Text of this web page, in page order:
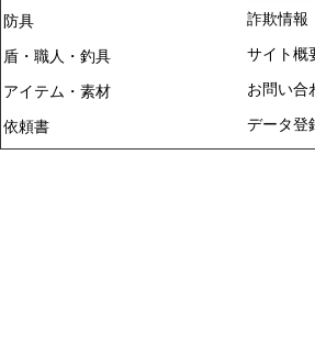
防具
盾・職人・釣具
アイテム・素材
依頼書
詐欺情報
サイト概
お問い合
データ登